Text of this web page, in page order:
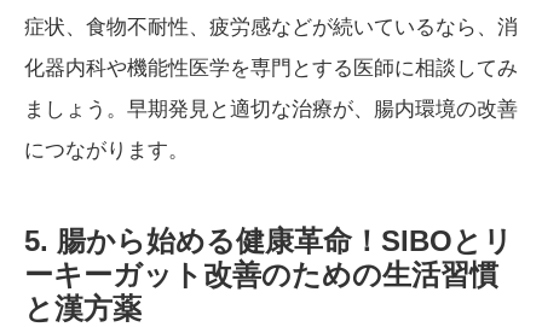
症状、食物不耐性、疲労感などが続いているなら、消
化器内科や機能性医学を専門とする医師に相談してみ
ましょう。早期発見と適切な治療が、腸内環境の改善
につながります。
5. 腸から始める健康革命！SIBOとリ
ーキーガット改善のための生活習慣
と漢方薬